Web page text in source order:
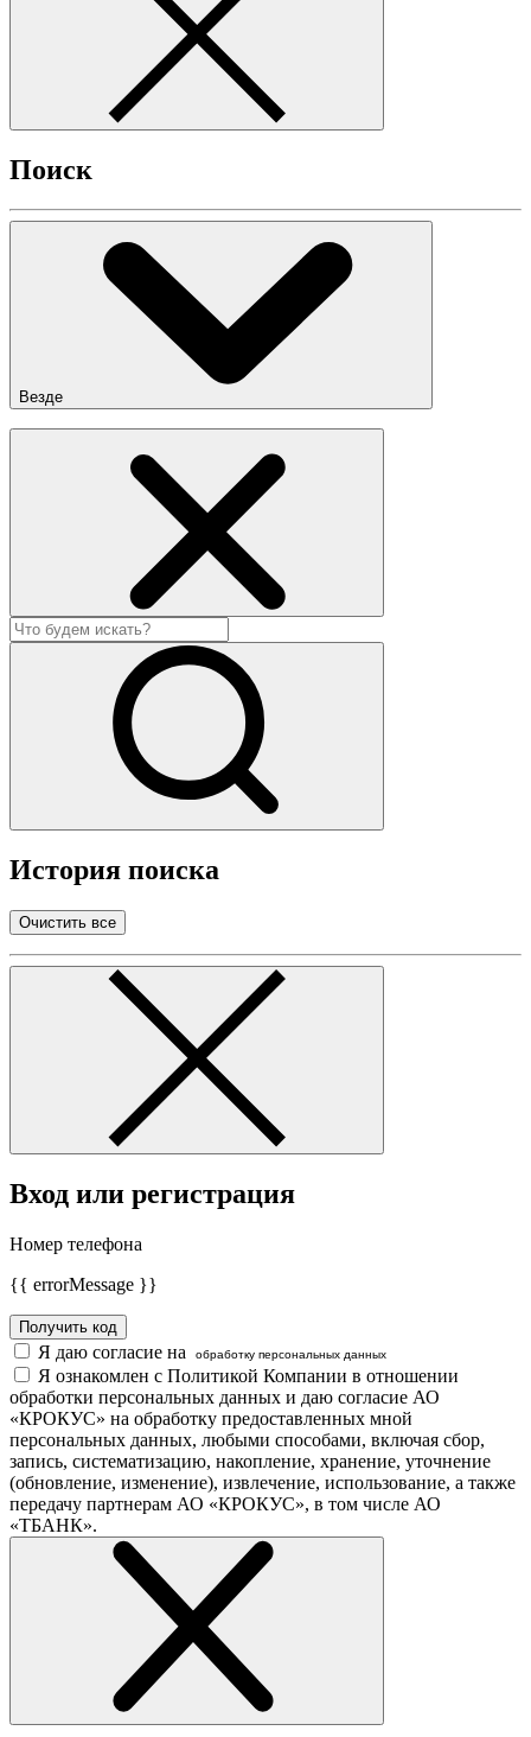
Поиск
Везде
История поиска
Очистить все
Вход или регистрация
Номер телефона
{{ errorMessage }}
Получить код
Я даю согласие на обработку персональных данных
Я ознакомлен с Политикой Компании в отношении
обработки персональных данных и даю согласие АО
«КРОКУС» на обработку предоставленных мной
персональных данных, любыми способами, включая сбор,
запись, систематизацию, накопление, хранение, уточнение
(обновление, изменение), извлечение, использование, а также
передачу партнерам АО «КРОКУС», в том числе АО
«ТБАНК».